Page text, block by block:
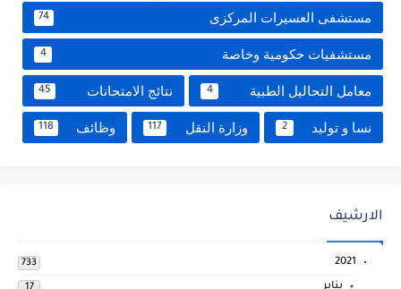
مستشفى العسيرات المركزى 74
مستشفيات حكومية وخاصة 4
معامل التحاليل الطبية 4 نتائج الامتحانات 45
نسا و توليد 2 وزارة النقل 117 وظائف 118
الارشيف
2021
733